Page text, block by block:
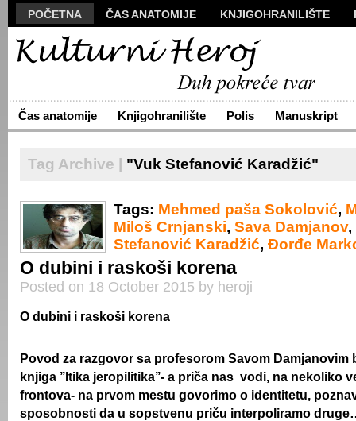
POČETNA ČAS ANATOMIJE KNJIGOHRANILIŠTE
MANUSKRIPT
VIZUALI
ARHIVA
O NAMA ŽIVA REČ KONTAKT
Čas anatomije Knjigohranilište Polis Manuskript
Tag Archive | "Vuk Stefanović Karadžić"
Tags: Mehmed paša Sokolović,
Miloš Crnjanski, Sava Damjanov,
Stefanović Karadžić, Đorđe
O dubini i raskoši korena
Posted on 18 October 2015 by heroji
O dubini i raskoši korena
Povod za razgovor sa profesorom Savom Damjanovim
knjiga ’’Itika jeropilitika’’- a priča nas vodi, na nekoliko
frontova- na prvom mestu govorimo o identitetu,
sposobnosti da u sopstvenu priču interpoliramo